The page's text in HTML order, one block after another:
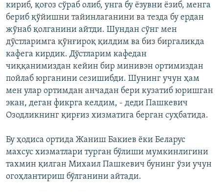
кириб, қоғоз сўраб олиб, унга бу ёзувни ёзиб, менга
бериб қўйишни тайинлаганини ва тезда бу ердан
жўнаб қолганини айтди. Шундан сўнг мен
дўстларимга қўнғироқ қилдим ва биз биргаликда
кафега кирдик. Дўстларим кафедан
чиққанимиздан кейин бир минивэн ортимиздан
пойлаб юрганини сезишибди. Шунинг учун ҳам
мен улар ортимдан анчадан бери кузатиб юришган
экан, деган фикрга келдим, - деди Пашкевич
Озодликнинг қирғиз хизматига берган суҳбатида.
Бу ҳодиса ортида Жаниш Бакиев ёки Беларус
махсус хизматлари турган бўлиши мумкинлигини
тахмин қилган Михаил Пашкевич бунинг ўзи учун
огоҳлантириш бўлганини айтади.